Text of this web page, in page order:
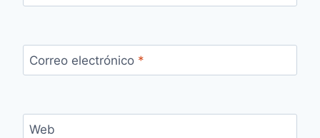
Correo electrónico *
Web